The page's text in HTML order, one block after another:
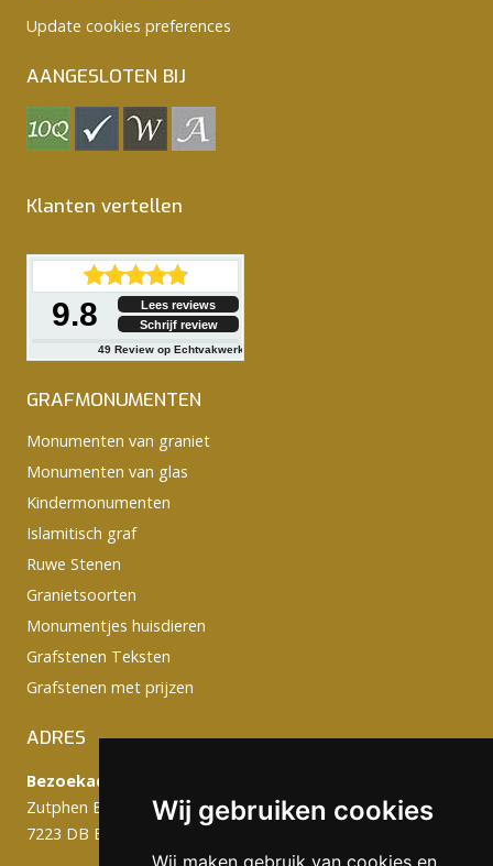
Wij gebruiken cookies
Wij maken gebruik van cookies en
Update cookies preferences
AANGESLOTEN BIJ
Klanten vertellen
9.8
Lees reviews
Schrijf review
49 Review op Echtvakwerk
GRAFMONUMENTEN
Monumenten van graniet
Monumenten van glas
Kindermonumenten
Islamitisch graf
Ruwe Stenen
Granietsoorten
Monumentjes huisdieren
Grafstenen Teksten
Grafstenen met prijzen
ADRES
Bezoekadres:
Zutphen Emmerikseweg 103C
7223 DB Baak